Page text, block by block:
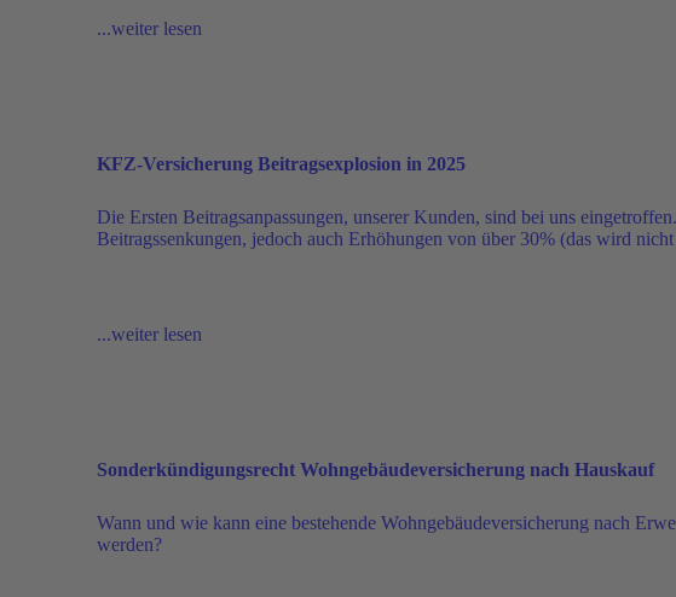
...weiter lesen
KFZ-Versicherung Beitragsexplosion in 2025
Die Ersten Beitragsanpassungen, unserer Kunden, sind bei uns
Beitragssenkungen, jedoch auch Erhöhungen von über 30% (das wird
...weiter lesen
Sonderkündigungsrecht Wohngebäudeversicherung nach Hauskauf
Wann und wie kann eine bestehende Wohngebäudeversicherung nach
werden?